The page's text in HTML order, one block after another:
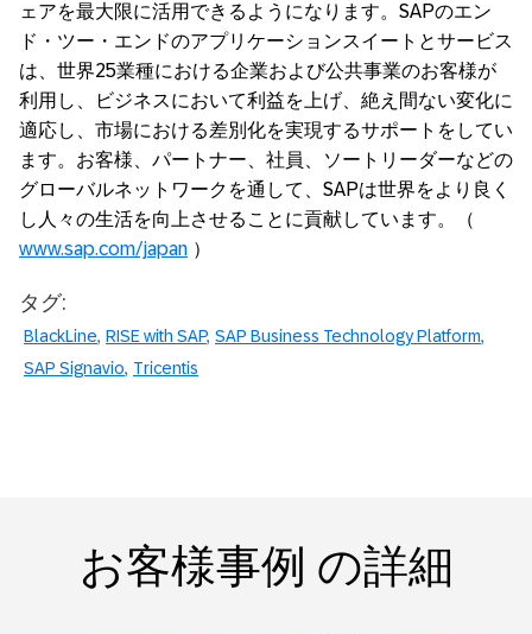
ェアを最大限に活用できるようになります。SAPのエン
ド・ツー・エンドのアプリケーションスイートとサービス
は、世界25業種における企業および公共事業のお客様が
利用し、ビジネスにおいて利益を上げ、絶え間ない変化に
適応し、市場における差別化を実現するサポートをしてい
ます。お客様、パートナー、社員、ソートリーダーなどの
グローバルネットワークを通して、SAPは世界をより良く
し人々の生活を向上させることに貢献しています。（
www.sap.com/japan ）
タグ:
BlackLine RISE with SAP SAP Business Technology Platform
SAP Signavio Tricentis
お客様事例 の詳細